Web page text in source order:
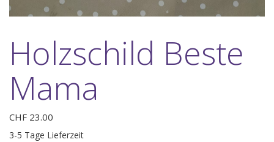
Holzschild Beste
Mama
CHF 23.00
3-5 Tage Lieferzeit